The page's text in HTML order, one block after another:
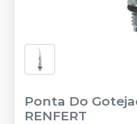
Ponta Do
RENFERT